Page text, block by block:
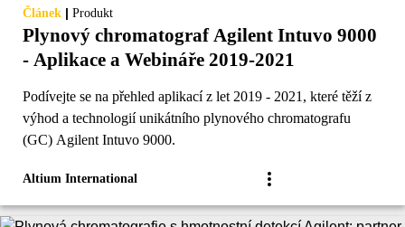
Článek | Produkt
Plynový chromatograf Agilent Intuvo 9000
- Aplikace a Webináře 2019-2021
Podívejte se na přehled aplikací z let 2019 - 2021, které těží z
výhod a technologií unikátního plynového chromatografu
(GC) Agilent Intuvo 9000.
Altium International